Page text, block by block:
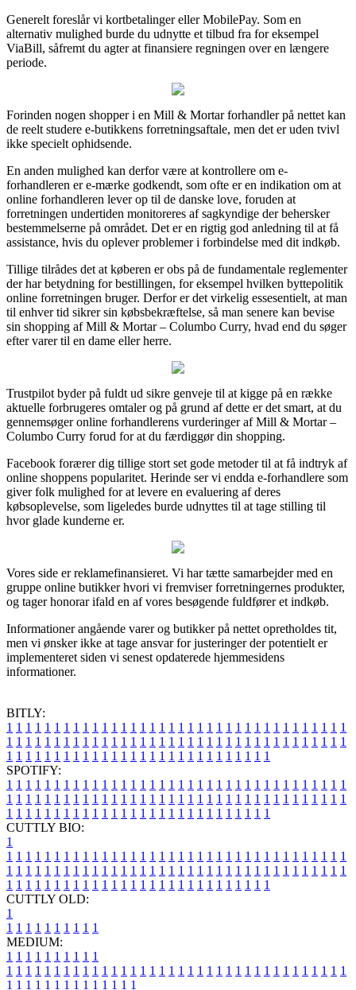
Generelt foreslår vi kortbetalinger eller MobilePay. Som en
alternativ mulighed burde du udnytte et tilbud fra for eksempel
ViaBill, såfremt du agter at finansiere regningen over en længere
periode.
Forinden nogen shopper i en Mill & Mortar forhandler på nettet kan
de reelt studere e-butikkens forretningsaftale, men det er uden tvivl
ikke specielt ophidsende.
En anden mulighed kan derfor være at kontrollere om e-
forhandleren er e-mærke godkendt, som ofte er en indikation om at
online forhandleren lever op til de danske love, foruden at
forretningen undertiden monitoreres af sagkyndige der behersker
bestemmelserne på området. Det er en rigtig god anledning til at få
assistance, hvis du oplever problemer i forbindelse med dit indkøb.
Tillige tilrådes det at køberen er obs på de fundamentale reglementer
der har betydning for bestillingen, for eksempel hvilken byttepolitik
online forretningen bruger. Derfor er det virkelig essesentielt, at man
til enhver tid sikrer sin købsbekræftelse, så man senere kan bevise
sin shopping af Mill & Mortar – Columbo Curry, hvad end du søger
efter varer til en dame eller herre.
Trustpilot byder på fuldt ud sikre genveje til at kigge på en række
aktuelle forbrugeres omtaler og på grund af dette er det smart, at du
gennemsøger online forhandlerens vurderinger af Mill & Mortar –
Columbo Curry forud for at du færdiggør din shopping.
Facebook forærer dig tillige stort set gode metoder til at få indtryk af
online shoppens popularitet. Herinde ser vi endda e-forhandlere som
giver folk mulighed for at levere en evaluering af deres
købsoplevelse, som ligeledes burde udnyttes til at tage stilling til
hvor glade kunderne er.
Vores side er reklamefinansieret. Vi har tætte samarbejder med en
gruppe online butikker hvori vi fremviser forretningernes produkter,
og tager honorar ifald en af vores besøgende fuldfører et indkøb.
Informationer angående varer og butikker på nettet opretholdes tit,
men vi ønsker ikke at tage ansvar for justeringer der potentielt er
implementeret siden vi senest opdaterede hjemmesidens
informationer.
BITLY:
1 1 1 1 1 1 1 1 1 1 1 1 1 1 1 1 1 1 1 1 1 1 1 1 1 1 1 1 1 1 1 1 1 1 1 1
1 1 1 1 1 1 1 1 1 1 1 1 1 1 1 1 1 1 1 1 1 1 1 1 1 1 1 1 1 1 1 1 1 1 1 1
1 1 1 1 1 1 1 1 1 1 1 1 1 1 1 1 1 1 1 1 1 1 1 1 1 1 1 1
SPOTIFY:
1 1 1 1 1 1 1 1 1 1 1 1 1 1 1 1 1 1 1 1 1 1 1 1 1 1 1 1 1 1 1 1 1 1 1 1
1 1 1 1 1 1 1 1 1 1 1 1 1 1 1 1 1 1 1 1 1 1 1 1 1 1 1 1 1 1 1 1 1 1 1 1
1 1 1 1 1 1 1 1 1 1 1 1 1 1 1 1 1 1 1 1 1 1 1 1 1 1 1 1
CUTTLY BIO:
1
1 1 1 1 1 1 1 1 1 1 1 1 1 1 1 1 1 1 1 1 1 1 1 1 1 1 1 1 1 1 1 1 1 1 1 1
1 1 1 1 1 1 1 1 1 1 1 1 1 1 1 1 1 1 1 1 1 1 1 1 1 1 1 1 1 1 1 1 1 1 1 1
1 1 1 1 1 1 1 1 1 1 1 1 1 1 1 1 1 1 1 1 1 1 1 1 1 1 1 1
CUTTLY OLD:
1
1 1 1 1 1 1 1 1 1 1
MEDIUM:
1 1 1 1 1 1 1 1 1 1
1 1 1 1 1 1 1 1 1 1 1 1 1 1 1 1 1 1 1 1 1 1 1 1 1 1 1 1 1 1 1 1 1 1 1 1
1 1 1 1 1 1 1 1 1 1 1 1 1 1